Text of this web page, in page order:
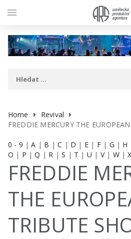
Home
Revival
FREDDIE MERCURY THE
0 - 9 |A | B |C | D | E | F| G | H
O | P |Q | R |S | T | U | V| W|X
FREDDIE
THE
TRIBUTE
menu